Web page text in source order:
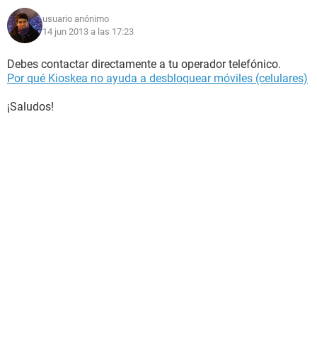
usuario anónimo
14 jun 2013 a las 17:23
Debes contactar directamente a tu operador telefónico.
Por qué Kioskea no ayuda a desbloquear móviles (celulares)
¡Saludos!